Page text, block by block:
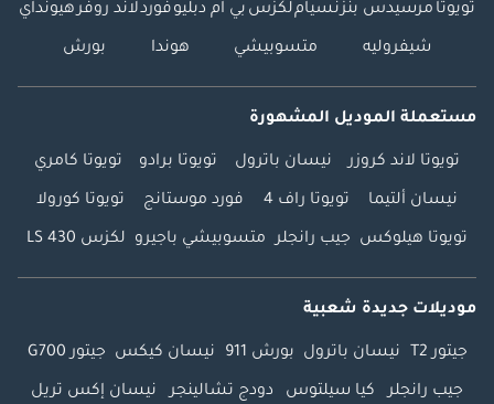
تويوتا مرسيدس بنزنسياملكزس بي ام دبليوفوردلاند روفرهيونداي
شيفروليه متسوبيشي هوندا بورش
مستعملة الموديل المشهورة
تويوتا لاند كروزر نيسان باترول تويوتا برادو تويوتا كامري
نيسان ألتيما تويوتا راف 4 فورد موستانج تويوتا كورولا
تويوتا هيلوكس جيب رانجلر متسوبيشي باجيرو لكزس LS 430
موديلات جديدة شعبية
جيتور T2 نيسان باترول بورش 911 نيسان كيكس جيتور G700
جيب رانجلر كيا سيلتوس دودج تشالينجر نيسان إكس تريل